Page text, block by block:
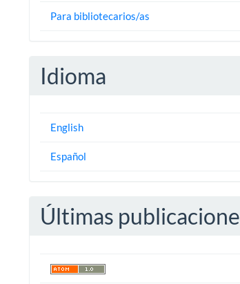
Para bibliotecarios/as
Idioma
English
Español
Últimas